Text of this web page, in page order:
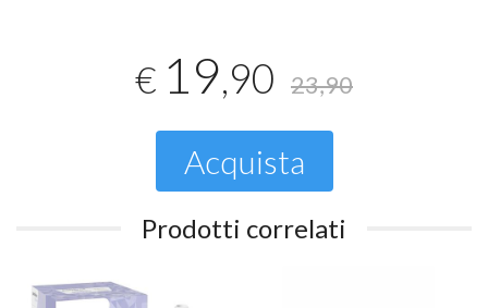
€ 19,90 23,90
Acquista
Prodotti correlati